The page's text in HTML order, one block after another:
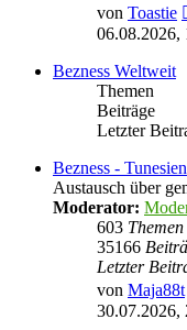
von Toastie
06.08.2026,
Bezness Weltweit
Themen
Beiträge
Letzter
Bezness - Tunesien
Austausch über
Moderator:
603 Themen
35166
Letzter
von Maja88t
30.07.2026,